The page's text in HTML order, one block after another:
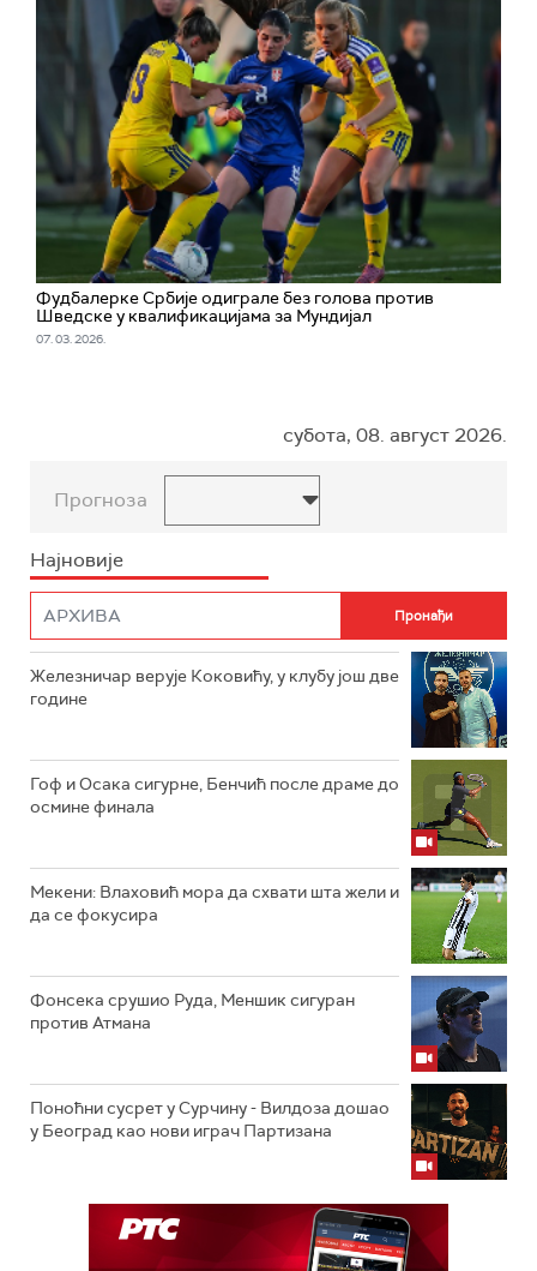
Фудбалерке Србије одиграле без голова против
Шведске у квалификацијама за Мундијал
07. 03. 2026.
субота, 08. август 2026.
Прогноза
Најновије
Железничар верује Коковићу, у клубу још две
године
Гоф и Осака сигурне, Бенчић после драме до
осмине финала
Мекени: Влаховић мора да схвати шта жели и
да се фокусира
Фонсека срушио Руда, Меншик сигуран
против Атмана
Поноћни сусрет у Сурчину - Вилдоза дошао
у Београд као нови играч Партизана